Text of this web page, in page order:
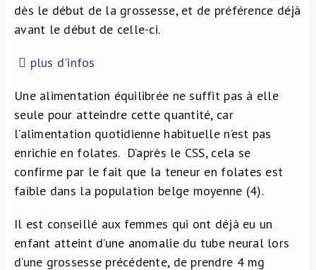
dès le début de la grossesse, et de préférence déjà
avant le début de celle-ci.
plus d'infos
Une alimentation équilibrée ne suffit pas à elle
seule pour atteindre cette quantité, car
l’alimentation quotidienne habituelle n’est pas
enrichie en folates. D’après le CSS, cela se
confirme par le fait que la teneur en folates est
faible dans la population belge moyenne (4).
Il est conseillé aux femmes qui ont déjà eu un
enfant atteint d’une anomalie du tube neural lors
d’une grossesse précédente, de prendre 4 mg